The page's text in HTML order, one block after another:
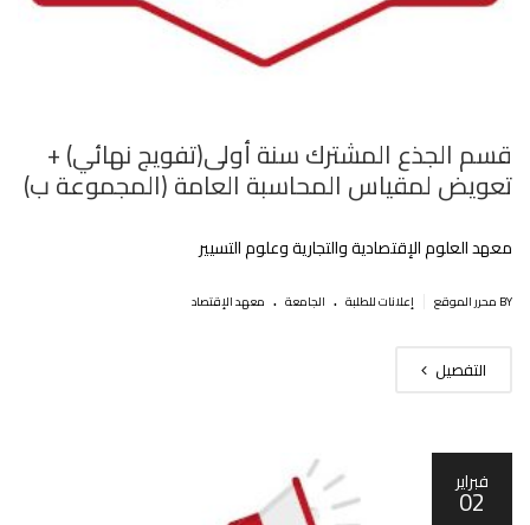
قسم الجذع المشترك سنة أولى(تفويج نهائي) +
تعويض لمقياس المحاسبة العامة (المجموعة ب)
معهد العلوم الإقتصادية والتجارية وعلوم التسيير
BY محرر الموقع إعلانات للطلبة . الجامعة . معهد الإقتصاد
التفصيل
فبراير
02